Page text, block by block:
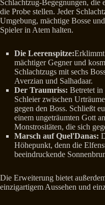
Schlachtzug-Begegnungen, die
die Probe stellen. Jeder
Umgebung, mächtige Bosse
Spieler in Atem halten.
Die Leerenspitze:Erklimmt
mächtiger Gegner und
Schlachtzugs mit sechs
Averzian und Salhadaar.
Der Traumriss: Betretet in
Schleier zwischen
gegen den Boss. Schließt
einem ungeträumten Gott
Monstrositäten, die sich
Marsch auf Quel'Danas:
Höhepunkt, denn die
beeindruckende
Die Erweiterung bietet
einzigartigem Aussehen und